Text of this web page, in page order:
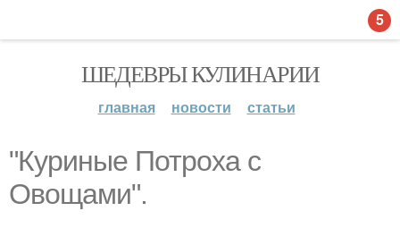
ШЕДЕВРЫ КУЛИНАРИИ
главная новости статьи
"Куриные Потроха с
Овощами".
5